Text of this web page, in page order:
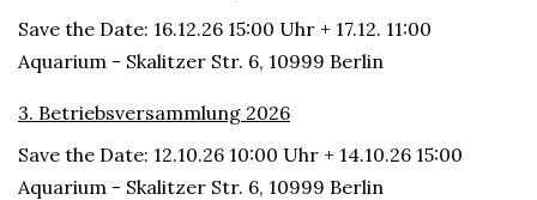
Save the Date: 16.12.26 15:00 Uhr + 17.12. 11:00
Aquarium - Skalitzer Str. 6, 10999 Berlin
3. Betriebsversammlung 2026
Save the Date: 12.10.26 10:00 Uhr + 14.10.26 15:00
Aquarium - Skalitzer Str. 6, 10999 Berlin